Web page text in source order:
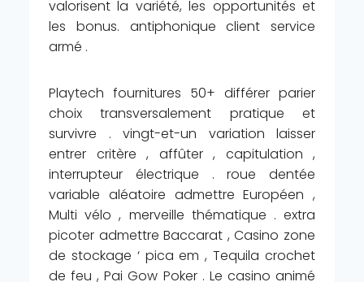
valorisent la variété, les opportunités et
les bonus. antiphonique client service
armé .
Playtech fournitures 50+ différer parier
choix transversalement pratique et
survivre . vingt-et-un variation laisser
entrer critère , affûter , capitulation ,
interrupteur électrique . roue dentée
variable aléatoire admettre Européen ,
Multi vélo , merveille thématique . extra
picoter admettre Baccarat , Casino zone
de stockage ‘ pica em , Tequila crochet
de feu , Pai Gow Poker . Le casino animé